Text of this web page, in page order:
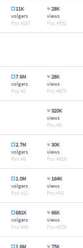
11K
volgers
267
28K
views
892
7.6M
volgers
2
28K
views
879
320K
views
9
2.7M
volgers
6
30K
views
818
1.0M
volgers
21
164K
views
33
681K
volgers
34
66K
views
276
1.6M
75K